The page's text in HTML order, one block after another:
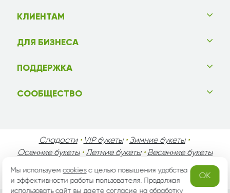
КЛИЕНТАМ
ДЛЯ БИЗНЕСА
ПОДДЕРЖКА
СООБЩЕСТВО
Сладости• VIP букеты• Зимние букеты•
Осенние букеты•Летние букеты• Весенние букеты
•
День Мужчин•Праздники!
Мы используемcookiesс целью повышения удобства
и эффективности работы пользователя. Продолжая
использовать сайт вы даете согласие наобработку
OK